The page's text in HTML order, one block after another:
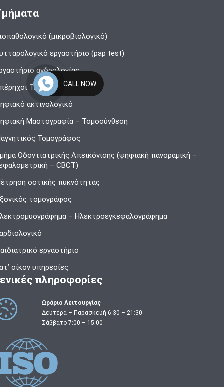
(μικροβιολογικό)
εργαστήριο (pap test)
ανδρολογίας
Triplex
ακτινολογικό
Μαστογραφία – Τομοσύνθεση
Τομογράφος
Οδοντιατρικής Απεικόνισης (ψηφιακή πανοραμική –
– CBCT)
οστικής πυκνότητας
τομογράφος
– Ηλεκτροεγκεφαλογράφημα
εργαστήριο
οίκον υπηρεσίες
πληροφορίες
Ωράριο Λειτουργίας
Δευτέρα – Παρασκευή 6:30 – 21:30
Σάββατο 7:00 – 15:00
CALL NOW